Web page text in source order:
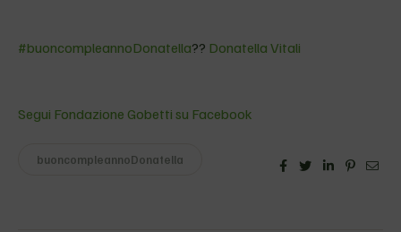
#buoncompleannoDonatella?? Donatella Vitali
Segui Fondazione Gobetti su Facebook
buoncompleannoDonatella FacebookTwitterLinkedin